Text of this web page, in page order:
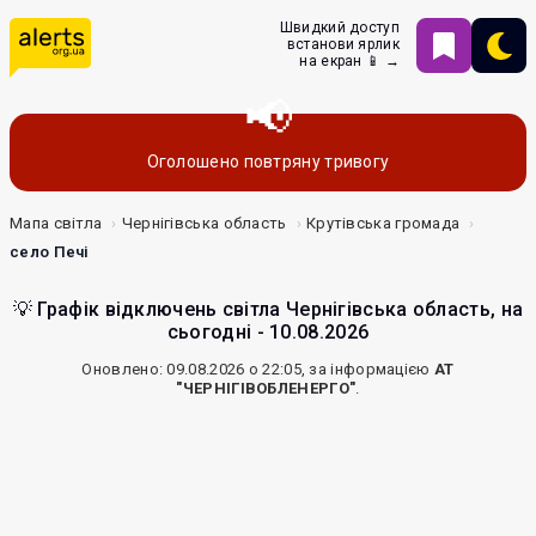
Швидкий доступ
встанови ярлик
на екран 📱 →
Оголошено повтряну тривогу
Мапа світла Чернігівська область
Крутівська громада
село Печі
💡 Графік відключень світла Чернігівська область, на
сьогодні - 10.08.2026
Оновлено: 09.08.2026 о 22:05, за інформацією АТ
"ЧЕРНІГІВОБЛЕНЕРГО".